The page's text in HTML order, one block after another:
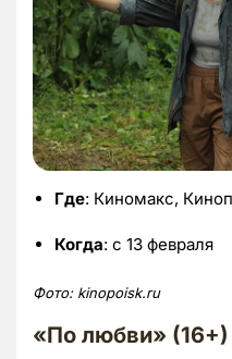
Где: Киномакс,
Когда: с 13 февраля
Фото: kinopoisk.ru
«По любви» (16+)